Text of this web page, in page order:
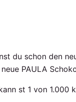
du schon den
PAULA
st 1 von 1.000